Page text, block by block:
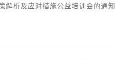
解析及应对措施公益培训会的通知